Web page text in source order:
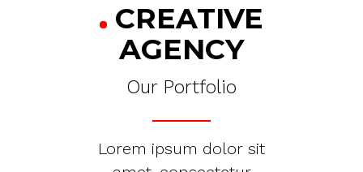
CREATIVE
AGENCY
Our Portfolio
Lorem ipsum dolor sit